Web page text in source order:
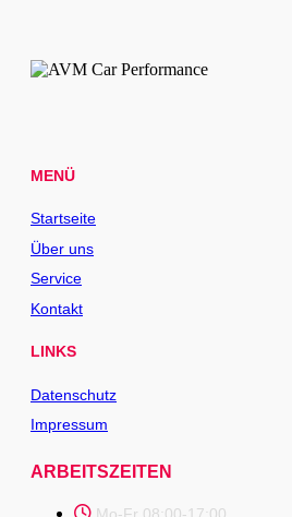
MENÜ
Startseite
Über uns
Service
Kontakt
LINKS
Datenschutz
Impressum
ARBEITSZEITEN
Mo-Fr 08:00-17:00